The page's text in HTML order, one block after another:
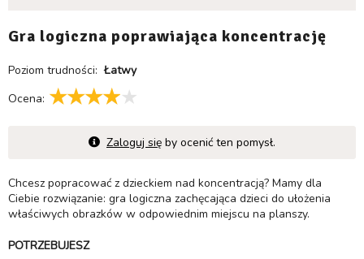
Gra logiczna poprawiająca koncentrację
Poziom trudności:Łatwy
Ocena:
Zaloguj się by ocenić ten pomysł.
Chcesz popracować z dzieckiem nad koncentracją? Mamy dla
Ciebie rozwiązanie: gra logiczna zachęcająca dzieci do ułożenia
właściwych obrazków w odpowiednim miejscu na planszy.
POTRZEBUJESZ